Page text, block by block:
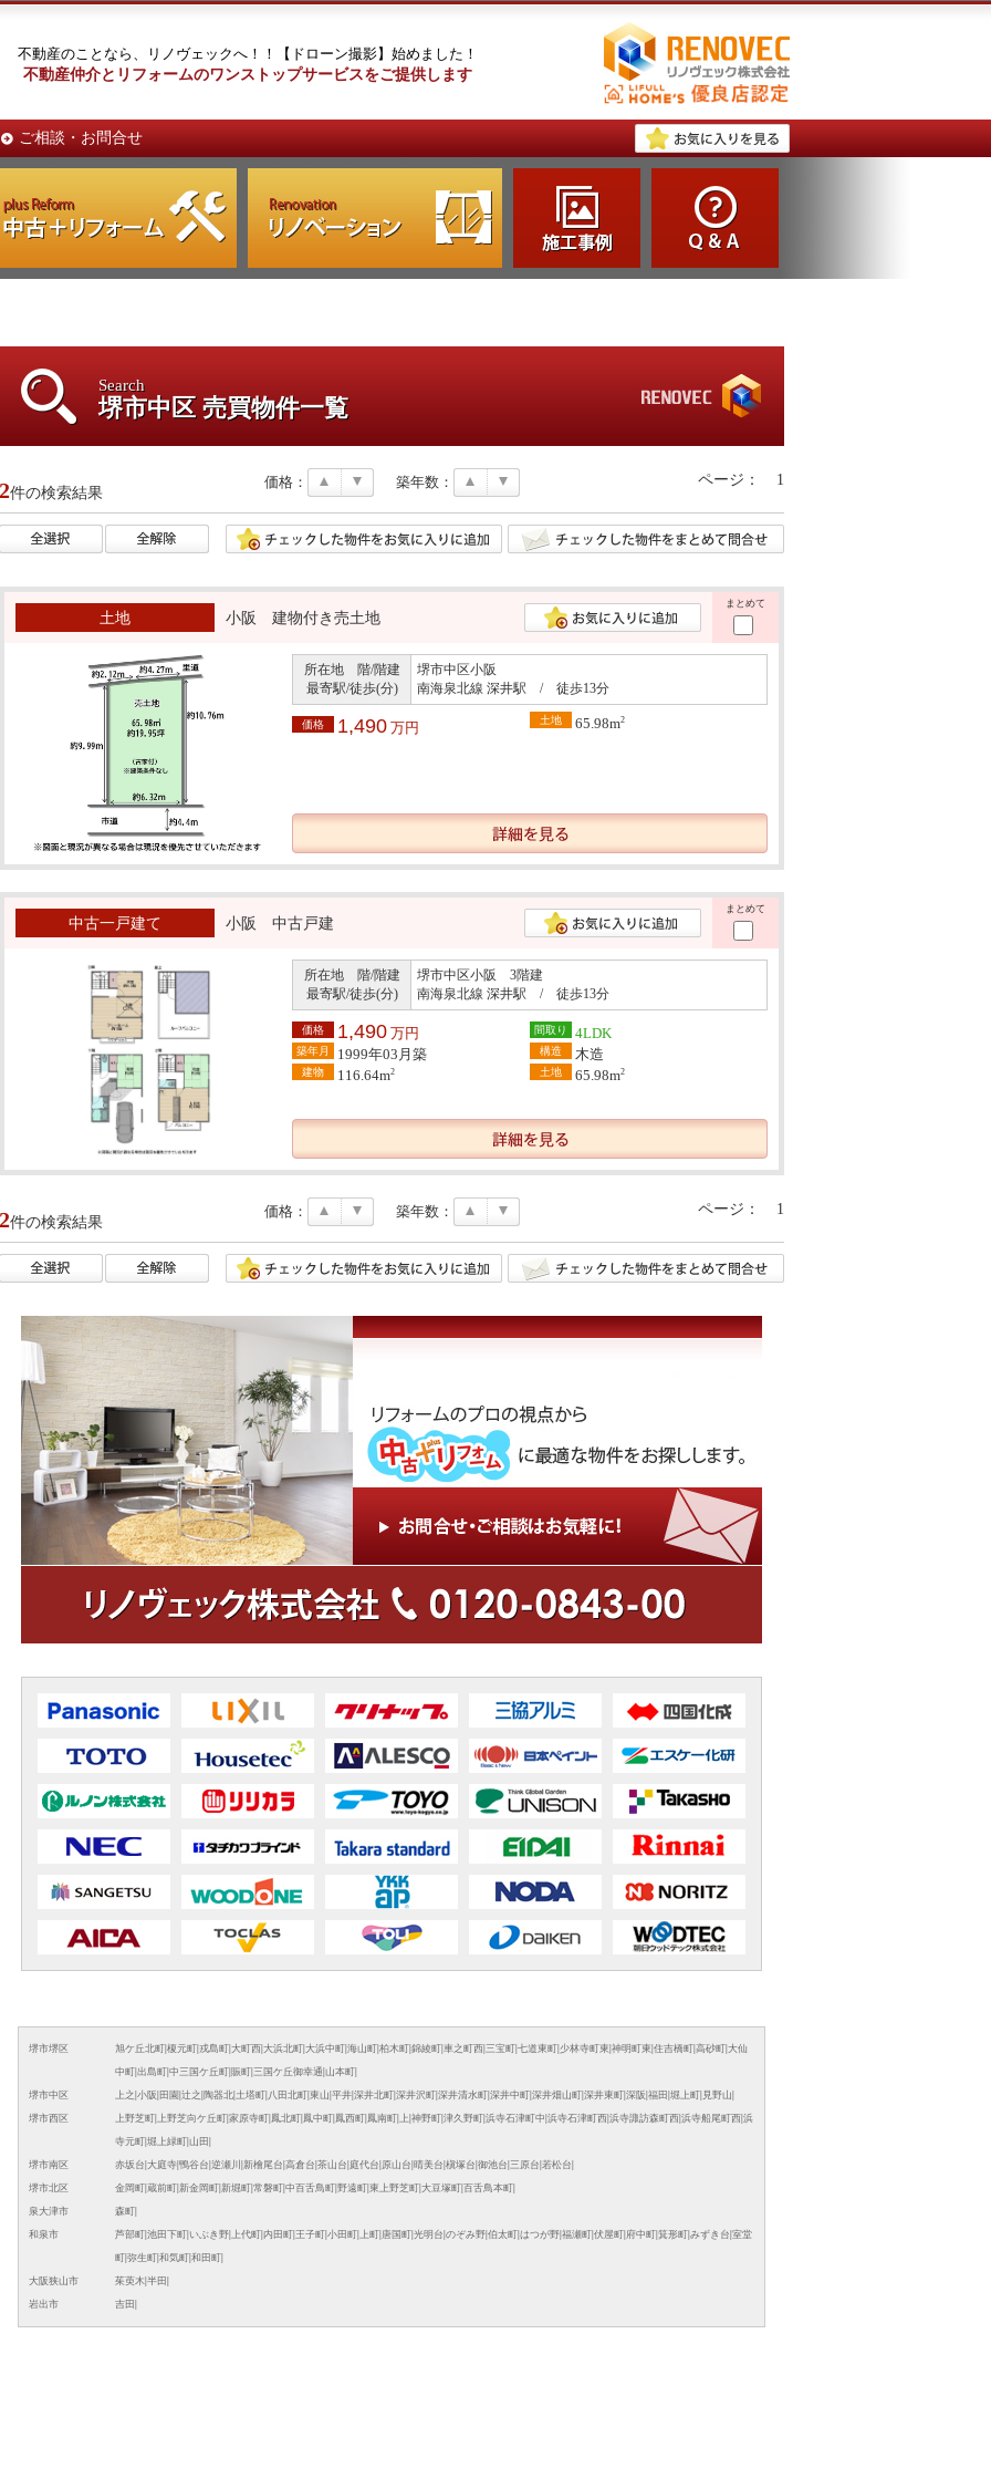
不動産のことなら、リノヴェックへ！！【ドローン撮影】始めました！
不動産仲介とリフォームのワンストップサービスをご提供します
ご相談・お問合せ
Search
堺市中区 売買物件一覧
2件の検索結果
価格： 築年数： ページ： 1
土地 小阪 建物付き売土地
所在地 階/階建
最寄駅/徒歩(分)
堺市中区小阪
南海泉北線 深井駅 / 徒歩13分
価格 1,490 万円 土地 65.98m2
まとめて
中古一戸建て 小阪 中古戸建
所在地 階/階建
最寄駅/徒歩(分)
堺市中区小阪 3階建
南海泉北線 深井駅 / 徒歩13分
価格 1,490 万円
築年月 1999年03月築
建物 116.64m2
間取り 4LDK
構造 木造
土地 65.98m2
まとめて
2件の検索結果
価格： 築年数： ページ： 1
堺市堺区 旭ケ丘北町| 榎元町| 戎島町| 大町西| 大浜北町| 大浜中町| 海山町| 柏木町| 錦綾町| 車之町西| 三宝町| 七道東町| 少林寺町東 神明町東 住吉橋町| 高砂町| 大仙
中町| 出島町| 中三国ケ丘町| 賑町| 三国ケ丘御幸通 山本町|
堺市中区 上之 小阪 田園 辻之 陶器北| 土塔町| 八田北町| 東山 平井| 深井北町| 深井沢町| 深井清水町| 深井中町| 深井畑山町| 深井東町| 深阪 福田 堀上町| 見野山
堺市西区 上野芝町| 上野芝向ケ丘町| 家原寺町| 鳳北町| 鳳中町| 鳳西町| 鳳南町| 上 神野町| 津久野町| 浜寺石津町中 浜寺石津町西| 浜寺諏訪森町西| 浜寺船尾町西| 浜
寺元町| 堀上緑町| 山田
堺市南区 赤坂台 大庭寺| 鴨谷台 逆瀬川 新檜尾台 高倉台 茶山台 庭代台 原山台 晴美台 槇塚台 御池台 三原台 若松台
堺市北区 金岡町| 蔵前町| 新金岡町| 新堀町| 常磐町| 中百舌鳥町| 野遠町| 東上野芝町| 大豆塚町| 百舌鳥本町|
泉大津市 森町|
和泉市 芦部町| 池田下町| いぶき野| 上代町| 内田町| 王子町| 小田町| 上町| 唐国町| 光明台 のぞみ野| 伯太町| はつが野| 福瀬町| 伏屋町| 府中町| 箕形町| みずき台 室堂
町| 弥生町| 和気町| 和田町|
大阪狭山市 茱萸木| 半田
岩出市 吉田